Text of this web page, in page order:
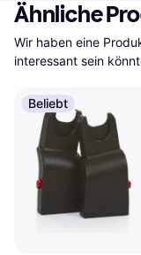
Ähnliche
Wir haben eine
interessant sein
Beliebt